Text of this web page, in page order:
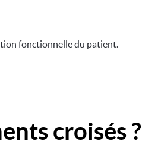
fonctionnelle du patient.
croisés ?